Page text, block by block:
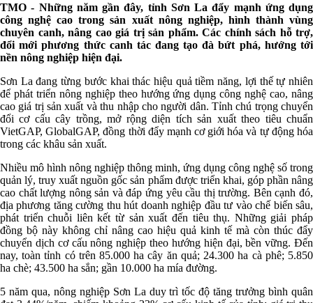
TMO - Những năm gần đây, tỉnh Sơn La đẩy mạnh ứng dụng
công nghệ cao trong sản xuất nông nghiệp, hình thành vùng
chuyên canh, nâng cao giá trị sản phẩm. Các chính sách hỗ trợ,
đổi mới phương thức canh tác đang tạo đà bứt phá, hướng tới
nền nông nghiệp hiện đại.
Sơn La đang từng bước khai thác hiệu quả tiềm năng, lợi thế tự nhiên
để phát triển nông nghiệp theo hướng ứng dụng công nghệ cao, nâng
cao giá trị sản xuất và thu nhập cho người dân. Tỉnh chú trọng chuyển
đổi cơ cấu cây trồng, mở rộng diện tích sản xuất theo tiêu chuẩn
VietGAP, GlobalGAP, đồng thời đẩy mạnh cơ giới hóa và tự động hóa
trong các khâu sản xuất.
Nhiều mô hình nông nghiệp thông minh, ứng dụng công nghệ số trong
quản lý, truy xuất nguồn gốc sản phẩm được triển khai, góp phần nâng
cao chất lượng nông sản và đáp ứng yêu cầu thị trường. Bên cạnh đó,
địa phương tăng cường thu hút doanh nghiệp đầu tư vào chế biến sâu,
phát triển chuỗi liên kết từ sản xuất đến tiêu thụ. Những giải pháp
đồng bộ này không chỉ nâng cao hiệu quả kinh tế mà còn thúc đẩy
chuyển dịch cơ cấu nông nghiệp theo hướng hiện đại, bền vững. Đến
nay, toàn tỉnh có trên 85.000 ha cây ăn quả; 24.300 ha cà phê; 5.850
ha chè; 43.500 ha sắn; gần 10.000 ha mía đường.
5 năm qua, nông nghiệp Sơn La duy trì tốc độ tăng trưởng bình quân